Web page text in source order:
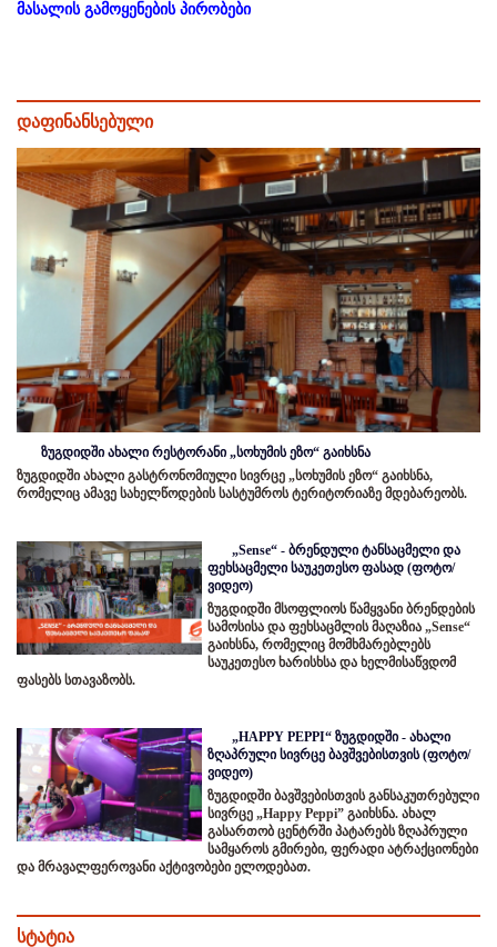
მასალის გამოყენების პირობები
დაფინანსებული
ზუგდიდში ახალი რესტორანი „სოხუმის ეზო“ გაიხსნა
ზუგდიდში ახალი გასტრონომიული სივრცე „სოხუმის ეზო“ გაიხსნა,
რომელიც ამავე სახელწოდების სასტუმროს ტერიტორიაზე მდებარეობს.
„Sense“ - ბრენდული ტანსაცმელი და
ფეხსაცმელი საუკეთესო ფასად (ფოტო/
ვიდეო)
ზუგდიდში მსოფლიოს წამყვანი ბრენდების
სამოსისა და ფეხსაცმლის მაღაზია „Sense“
გაიხსნა, რომელიც მომხმარებლებს
საუკეთესო ხარისხსა და ხელმისაწვდომ
ფასებს სთავაზობს.
„HAPPY PEPPI“ ზუგდიდში - ახალი
ზღაპრული სივრცე ბავშვებისთვის (ფოტო/
ვიდეო)
ზუგდიდში ბავშვებისთვის განსაკუთრებული
სივრცე „Happy Peppi” გაიხსნა. ახალ
გასართობ ცენტრში პატარებს ზღაპრული
სამყაროს გმირები, ფერადი ატრაქციონები
და მრავალფეროვანი აქტივობები ელოდებათ.
სტატია